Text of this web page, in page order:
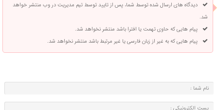
دیدگاه های ارسال شده توسط شما، پس از تایید توسط تیم مدیریت در وب منتشر خواهد
شد.
پیام هایی که حاوی تهمت یا افترا باشد منتشر نخواهد شد.
پیام هایی که به غیر از زبان فارسی یا غیر مرتبط باشد منتشر نخواهد شد.